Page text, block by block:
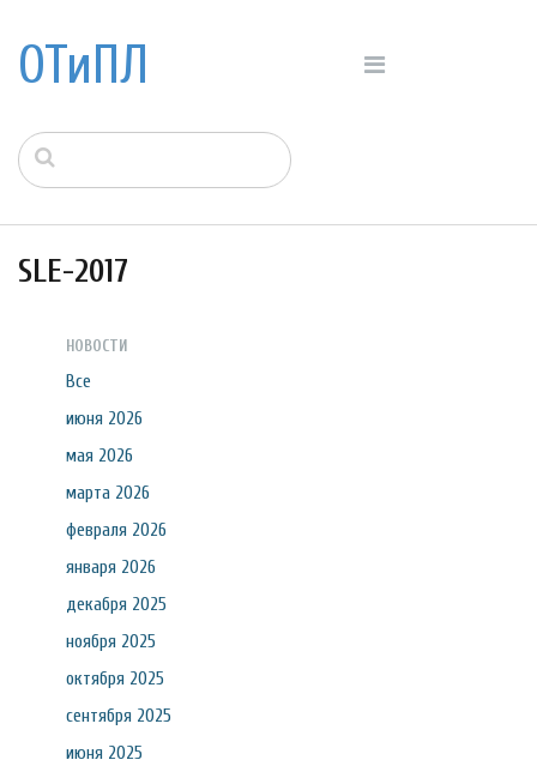
ОТиПЛ
SLE-2017
НОВОСТИ
Все
июня 2026
мая 2026
марта 2026
февраля 2026
января 2026
декабря 2025
ноября 2025
октября 2025
сентября 2025
июня 2025